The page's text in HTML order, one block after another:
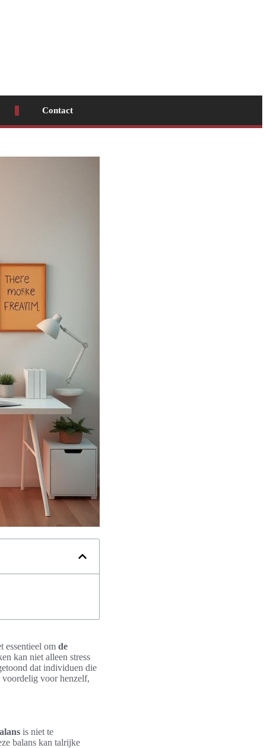
Contact
essentieel om de
kan niet alleen stress
dat individuen die
voordelig voor henzelf,
is niet te
balans kan talrijke